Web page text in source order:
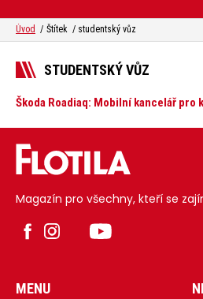
Úvod Štítek studentský vůz
STUDENTSKÝ VŮZ
Škoda Roadiaq: Mobilní kancelář pro
Magazín pro všechny, kteří se
MENU